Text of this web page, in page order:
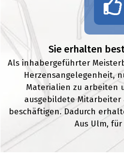
Sie erhalten
Als inhabergeführter
Herzensangelegenheit,
Materialien zu arbeiten
ausgebildete Mitarbeiter
beschäftigen. Dadurch
Aus Ulm,